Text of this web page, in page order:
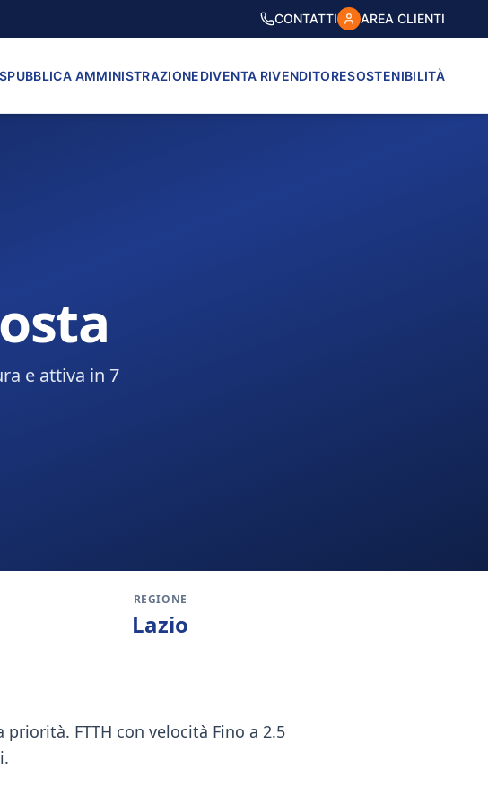
CONTATTI AREA CLIENTI
PUBBLICA AMMINISTRAZIONEDIVENTA RIVENDITORESOSTENIBILITÀ
e attiva in 7
REGIONE
Lazio
FTTH con velocità Fino a 2.5